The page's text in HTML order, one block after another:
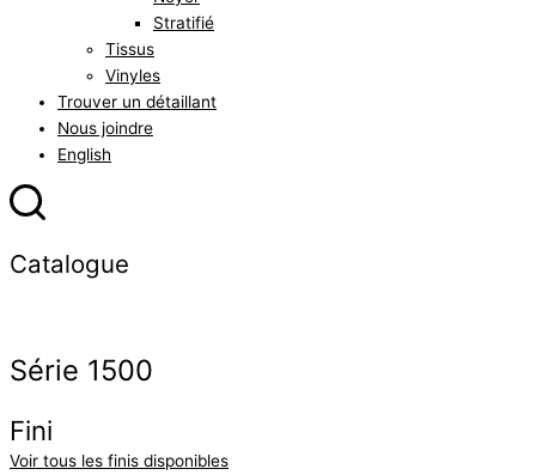
Stratifié
Tissus
Vinyles
Trouver un détaillant
Nous joindre
English
Catalogue
Série 1500
Fini
Voir tous les finis disponibles